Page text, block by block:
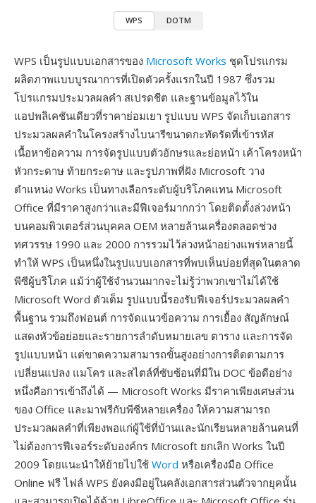
WPS DOTM
WPS เป็นรูปแบบเอกสารของ Microsoft Works ชุดโปรแกรม
ผลิตภาพแบบบูรณาการที่เปิดตัวครั้งแรกในปี 1987 ซึ่งรวม
โปรแกรมประมวลผลคำ สเปรดชีต และฐานข้อมูลไว้ใน
แอปพลิเคชันเดียวที่ราคาย่อมเยา รูปแบบ WPS จัดเก็บเอกสาร
ประมวลผลคำในโครงสร้างไบนารีขนาดกะทัดรัดที่เข้ารหัส
เนื้อหาข้อความ การจัดรูปแบบตัวอักษรและย่อหน้า เค้าโครงหน้า
หัวกระดาษ ท้ายกระดาษ และรูปภาพที่ฝัง Microsoft วาง
ตำแหน่ง Works เป็นทางเลือกระดับผู้บริโภคแทน Microsoft
Office ที่มีราคาสูงกว่าและมีฟีเจอร์มากกว่า โดยติดตั้งล่วงหน้า
บนคอมพิวเตอร์ส่วนบุคคล OEM หลายล้านเครื่องตลอดช่วง
ทศวรรษ 1990 และ 2000 การรวมไว้ล่วงหน้าอย่างแพร่หลายนี้
ทำให้ WPS เป็นหนึ่งในรูปแบบเอกสารที่พบเห็นบ่อยที่สุดในตลาด
พีซีผู้บริโภค แม้ว่าผู้ใช้จำนวนมากจะไม่รู้ว่าพวกเขาไม่ได้ใช้
Microsoft Word ตัวเต็ม รูปแบบนี้รองรับฟีเจอร์ประมวลผลคำ
พื้นฐาน รวมถึงฟอนต์ การจัดแนวข้อความ การเยื้อง สัญลักษณ์
แสดงหัวข้อย่อยและรายการลำดับหมายเลข ตาราง และการจัด
รูปแบบหน้า แต่ขาดความสามารถขั้นสูงอย่างการติดตามการ
เปลี่ยนแปลง แมโคร และสไตล์ที่ซับซ้อนที่มีใน DOC ข้อดีอย่าง
หนึ่งคือการเข้าถึงได้ — Microsoft Works มีราคาเพียงเศษส่วน
ของ Office และมาฟรีกับพีซีหลายเครื่อง ให้ความสามารถ
ประมวลผลคำที่เพียงพอแก่ผู้ใช้ที่บ้านและนักเรียนหลายล้านคนที่
ไม่ต้องการฟีเจอร์ระดับองค์กร Microsoft ยกเลิก Works ในปี
2009 โดยแนะนำให้ย้ายไปใช้ Word หรือเครื่องมือ Office
Online ฟรี ไฟล์ WPS ยังคงมีอยู่ในคลังเอกสารส่วนตัวจากยุคนั้น